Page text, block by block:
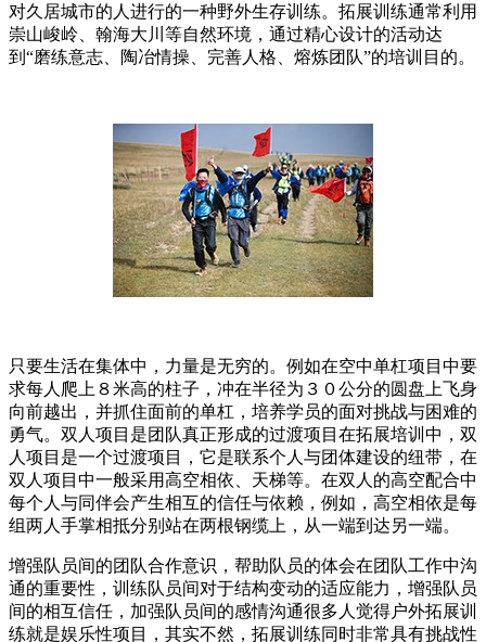
对久居城市的人进行的一种野外生存训练。拓展训练通常利用
崇山峻岭、翰海大川等自然环境，通过精心设计的活动达
到“磨练意志、陶冶情操、完善人格、熔炼团队”的培训目的。
只要生活在集体中，力量是无穷的。例如在空中单杠项目中要
求每人爬上８米高的柱子，冲在半径为３０公分的圆盘上飞身
向前越出，并抓住面前的单杠，培养学员的面对挑战与困难的
勇气。双人项目是团队真正形成的过渡项目在拓展培训中，双
人项目是一个过渡项目，它是联系个人与团体建设的纽带，在
双人项目中一般采用高空相依、天梯等。在双人的高空配合中
每个人与同伴会产生相互的信任与依赖，例如，高空相依是每
组两人手掌相抵分别站在两根钢缆上，从一端到达另一端。
增强队员间的团队合作意识，帮助队员的体会在团队工作中沟
通的重要性，训练队员间对于结构变动的适应能力，增强队员
间的相互信任，加强队员间的感情沟通很多人觉得户外拓展训
练就是娱乐性项目，其实不然，拓展训练同时非常具有挑战性